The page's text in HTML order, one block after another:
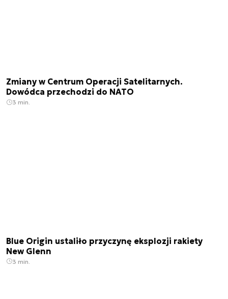
Zmiany w Centrum Operacji Satelitarnych.
Dowódca przechodzi do NATO
3 min.
Blue Origin ustaliło przyczynę eksplozji rakiety
New Glenn
3 min.